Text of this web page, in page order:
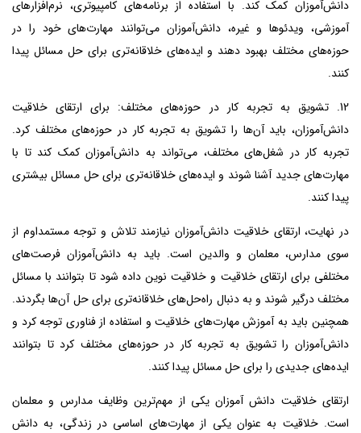
دانش‌آموزان کمک کند. با استفاده از برنامه‌های کامپیوتری، نرم‌افزارهای
آموزشی، ویدئوها و غیره، دانش‌آموزان می‌توانند مهارت‌های خود را در
حوزه‌های مختلف بهبود دهند و ایده‌های خلاقانه‌تری برای حل مسائل پیدا
کنند.
12. تشویق به تجربه کار در حوزه‌های مختلف: برای ارتقای خلاقیت
دانش‌آموزان، باید آن‌ها را تشویق به تجربه کار در حوزه‌های مختلف کرد.
تجربه کار در شغل‌های مختلف، می‌تواند به دانش‌آموزان کمک کند تا با
مهارت‌های جدید آشنا شوند و ایده‌های خلاقانه‌تری برای حل مسائل بیشتری
پیدا کنند.
در نهایت، ارتقای خلاقیت دانش‌آموزان نیازمند تلاش و توجه مستمداوم از
سوی مدارس، معلمان و والدین است. باید به دانش‌آموزان فرصت‌های
مختلفی برای ارتقای خلاقیت و خلاقیت نوین داده شود تا بتوانند با مسائل
مختلف درگیر شوند و به دنبال راه‌حل‌های خلاقانه‌تری برای حل آن‌ها بگردند.
همچنین باید به آموزش مهارت‌های خلاقیت و استفاده از فناوری توجه کرد و
دانش‌آموزان را تشویق به تجربه کار در حوزه‌های مختلف کرد تا بتوانند
ایده‌های جدیدی را برای حل مسائل پیدا کنند.
ارتقای خلاقیت دانش آموزان یکی از مهم‌ترین وظایف مدارس و معلمان
است. خلاقیت به عنوان یکی از مهارت‌های اساسی در زندگی، به دانش